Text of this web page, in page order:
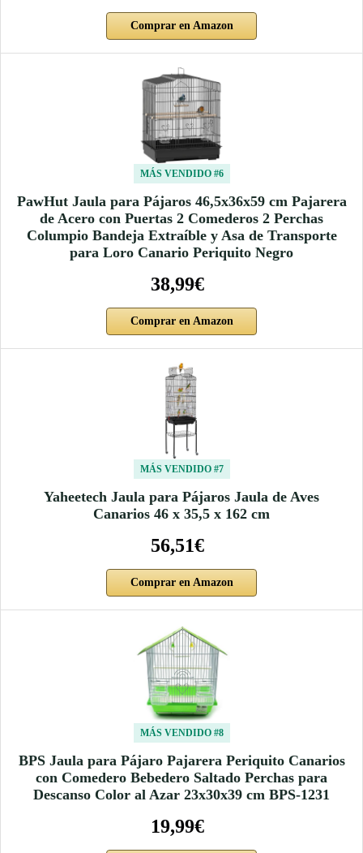
Comprar en Amazon
MÁS VENDIDO #6
PawHut Jaula para Pájaros 46,5x36x59 cm Pajarera
de Acero con Puertas 2 Comederos 2 Perchas
Columpio Bandeja Extraíble y Asa de Transporte
para Loro Canario Periquito Negro
38,99€
Comprar en Amazon
MÁS VENDIDO #7
Yaheetech Jaula para Pájaros Jaula de Aves
Canarios 46 x 35,5 x 162 cm
56,51€
Comprar en Amazon
MÁS VENDIDO #8
BPS Jaula para Pájaro Pajarera Periquito Canarios
con Comedero Bebedero Saltado Perchas para
Descanso Color al Azar 23x30x39 cm BPS-1231
19,99€